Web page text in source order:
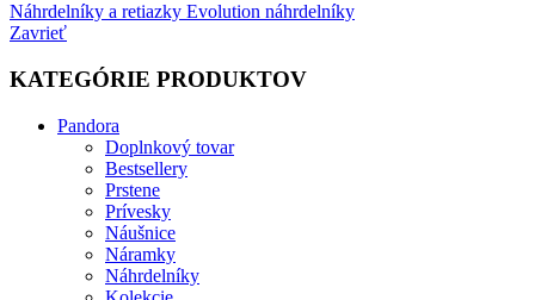
Náhrdelníky a retiazky Evolution náhrdelníky
Zavrieť
KATEGÓRIE PRODUKTOV
Pandora
Doplnkový tovar
Bestsellery
Prstene
Prívesky
Náušnice
Náramky
Náhrdelníky